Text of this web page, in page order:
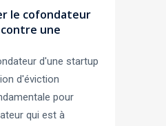
le cofondateur
une
d'une startup
d'éviction
pour
qui est à